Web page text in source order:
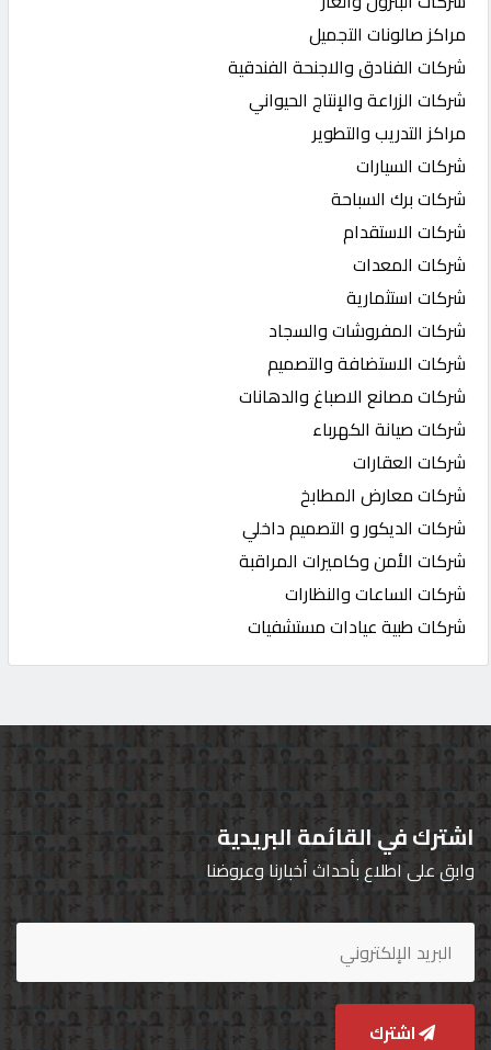
مراكز صالونات التجميل
شركات الفنادق والاجنحة الفندقية
شركات الزراعة والإنتاج الحيواني
مراكز التدريب والتطوير
شركات السيارات
شركات برك السباحة
شركات الاستقدام
شركات المعدات
شركات استثمارية
شركات المفروشات والسجاد
شركات الاستضافة والتصميم
شركات مصانع الاصباغ والدهانات
شركات صيانة الكهرباء
شركات العقارات
شركات معارض المطابخ
شركات الديكور و التصميم داخلي
شركات الأمن وكاميرات المراقبة
شركات الساعات والنظارات
شركات طبية عيادات مستشفيات
اشترك في القائمة البريدية
وابق على اطلاع بأحداث أخبارنا وعروضنا
اشترك